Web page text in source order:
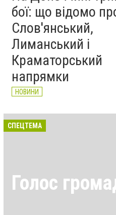
бої: що відомо
Слов'янський,
Лиманський і
Краматорський
напрямки
НОВИНИ
СПЕЦТЕМА
Голос